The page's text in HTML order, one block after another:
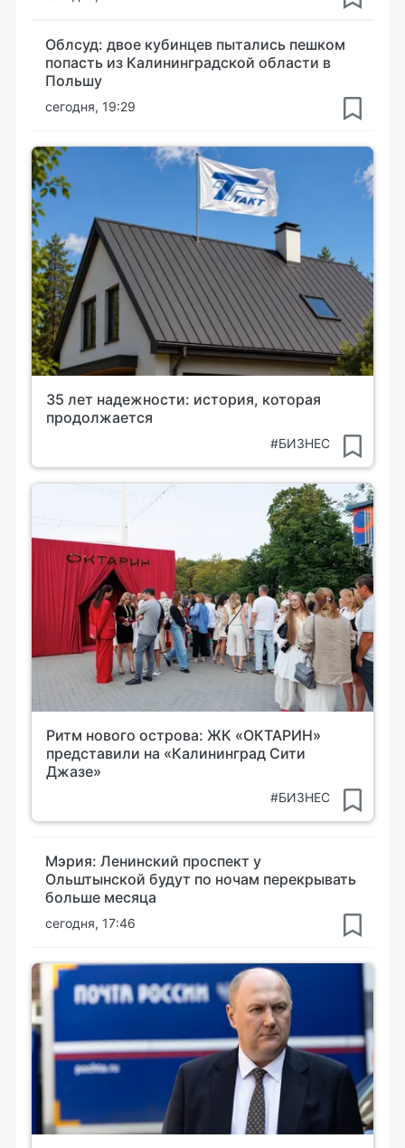
Облсуд: двое кубинцев пытались пешком
попасть из Калининградской области в
Польшу
сегодня, 19:29
35 лет надежности: история, которая
продолжается
#БИЗНЕС
Ритм нового острова: ЖК «ОКТАРИН»
представили на «Калининград Сити
Джазе»
#БИЗНЕС
Мэрия: Ленинский проспект у
Ольштынской будут по ночам перекрывать
больше месяца
сегодня, 17:46